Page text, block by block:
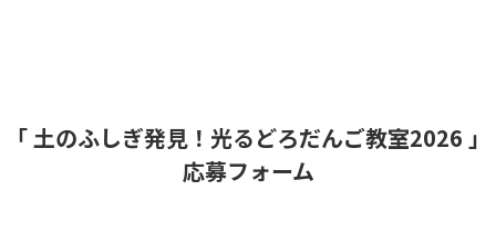
「 土のふしぎ発見！光るどろだんご教室2026 」
応募フォーム